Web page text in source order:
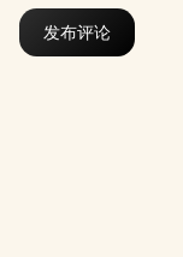
发布评论